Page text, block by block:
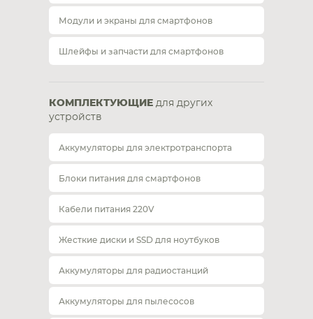
Модули и экраны для смартфонов
Шлейфы и запчасти для смартфонов
КОМПЛЕКТУЮЩИЕ для других
устройств
Аккумуляторы для электротранспорта
Блоки питания для смартфонов
Кабели питания 220V
Жесткие диски и SSD для ноутбуков
Аккумуляторы для радиостанций
Аккумуляторы для пылесосов